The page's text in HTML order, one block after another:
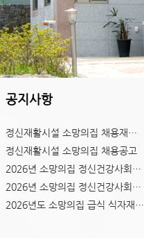
PreviousNext
23
공지사항
정신재활시설 소망의집 채용재공고
정신재활시설 소망의집 채용공고
2026년 소망의집 정신건강사회복...
2026년 소망의집 정신건강사회복...
2026년도 소망의집 급식 식자재 ...